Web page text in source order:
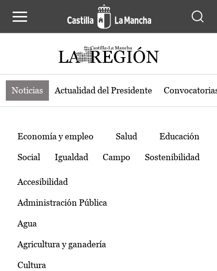
Noticias de la región de Castilla-La
Noticias Actualidad del Presidente
Temas
Economía y empleo Salud Educación
Social Igualdad Campo Sostenibilidad
Accesibilidad
Administración Pública
Agua
Agricultura y ganadería
Cultura